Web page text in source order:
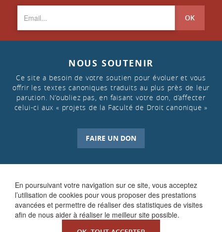
En poursuivant votre navigation sur ce site, vous acceptez
l’utilisation de cookies pour vous proposer des prestations
avancées et permettre de réaliser des statistiques de visites
afin de nous aider à réaliser le meilleur site possible.
OK
NOUS SOUTENIR
Ce site a besoin de votre soutien pour évoluer et vous
offrir les textes canoniques traduits au plus près de leur
parution. N’oubliez pas, en faisant votre don, d’affecter
celui-ci aux « projets de la Faculté de Droit canonique »
FAIRE UN DON